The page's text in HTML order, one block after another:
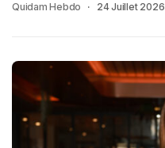
Quidam Hebdo 24 Juillet 2026